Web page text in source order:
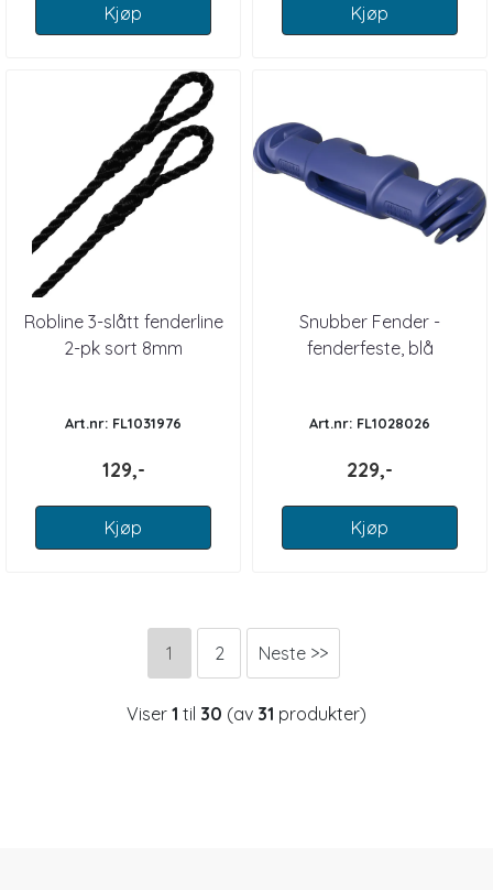
Kjøp Kjøp
Robline 3-slått fenderline
2-pk sort 8mm
Art.nr: FL1031976
129,-
Kjøp
Snubber Fender -
fenderfeste, blå
Art.nr: FL1028026
229,-
Kjøp
1 2 Neste >>
Viser 1 til 30 (av 31 produkter)